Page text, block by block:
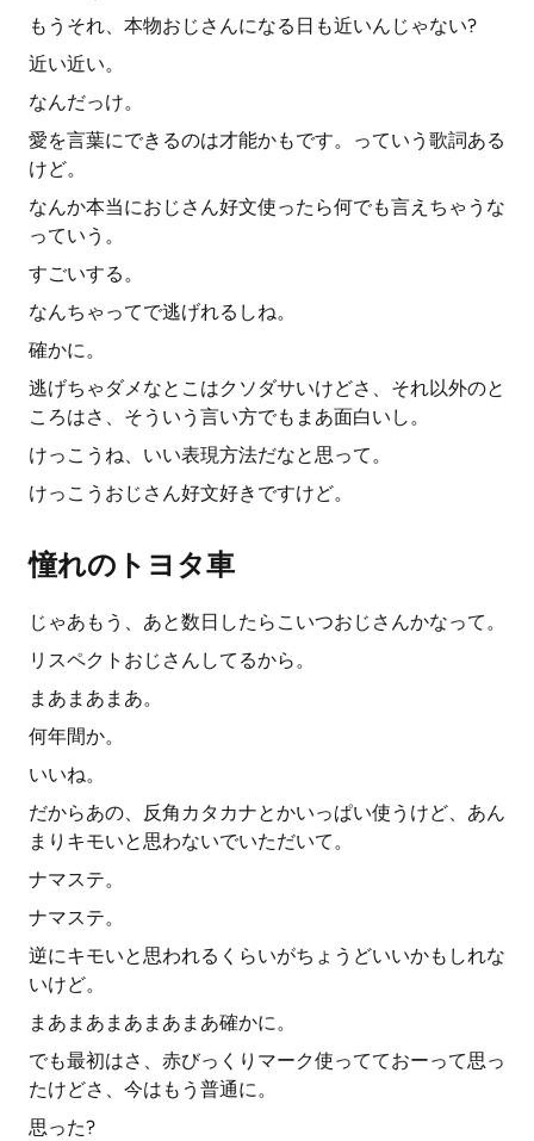
もうそれ、本物おじさんになる日も近いんじゃない?
近い近い。
なんだっけ。
愛を言葉にできるのは才能かもです。っていう歌詞ある
けど。
なんか本当におじさん好文使ったら何でも言えちゃうな
っていう。
すごいする。
なんちゃってで逃げれるしね。
確かに。
逃げちゃダメなとこはクソダサいけどさ、それ以外のと
ころはさ、そういう言い方でもまあ面白いし。
けっこうね、いい表現方法だなと思って。
けっこうおじさん好文好きですけど。
憧れのトヨタ車
じゃあもう、あと数日したらこいつおじさんかなって。
リスペクトおじさんしてるから。
まあまあまあ。
何年間か。
いいね。
だからあの、反角カタカナとかいっぱい使うけど、あん
まりキモいと思わないでいただいて。
ナマステ。
ナマステ。
逆にキモいと思われるくらいがちょうどいいかもしれな
いけど。
まあまあまあまあまあ確かに。
でも最初はさ、赤びっくりマーク使ってておーって思っ
たけどさ、今はもう普通に。
思った?